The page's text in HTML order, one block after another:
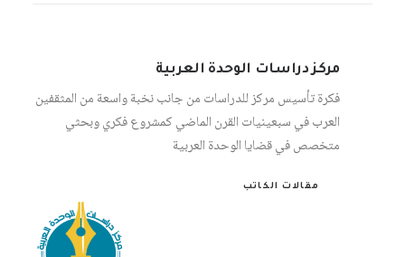
مركز دراسات الوحدة العربية
فكرة تأسيس مركز للدراسات من جانب نخبة واسعة من المثقفين
العرب في سبعينيات القرن الماضي كمشروع فكري وبحثي
متخصص في قضايا الوحدة العربية
مقالات الكاتب